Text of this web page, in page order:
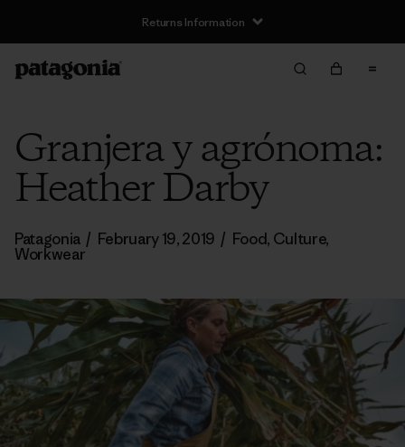
Returns Information
Granjera y agrónoma:
Heather Darby
Patagonia / February 19, 2019 / Food, Culture,
Workwear